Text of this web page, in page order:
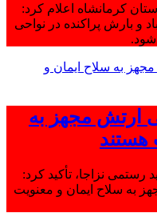
کرمانشاه اعلام کرد:
و بارش پراکنده در نواحی
ارتش مجهز به
هستند
– فرمانده تیپ ۲۸۴ شهید رستمی نزاجا، تأکید کرد:
به سلاح ایمان و معنویت